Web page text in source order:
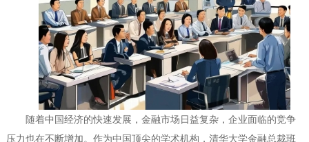
随着中国经济的快速发展，金融市场日益复杂，企业面临的竞争
压力也在不断增加。作为中国顶尖的学术机构，清华大学金融总裁班